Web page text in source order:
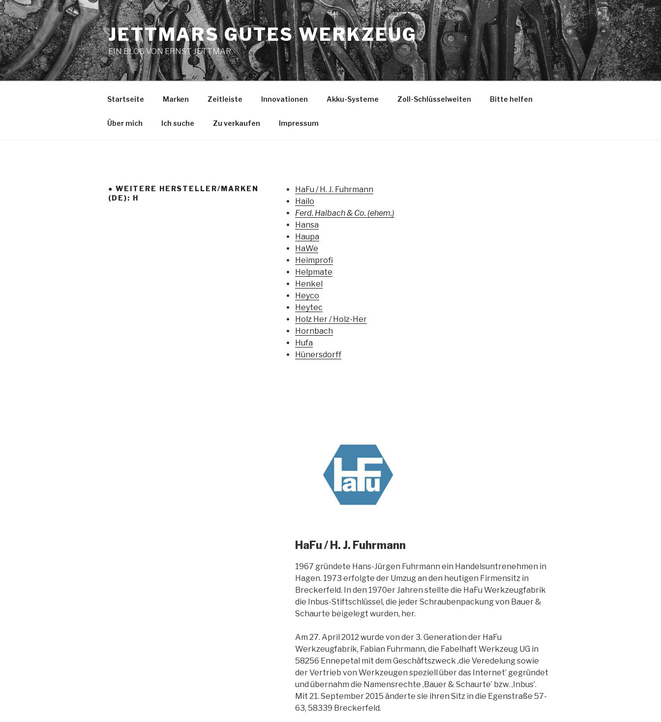
Zum
Inhalt
springen
JETTMARS GUTES WERKZEUG
EIN BLOG VON ERNST JETTMAR
Startseite Marken Zeitleiste Innovationen Akku-Systeme Zoll-Schlüsselweiten Bitte helfen
Über mich Ich suche Zu verkaufen Impressum
● WEITERE HERSTELLER/MARKEN
(DE): H
HaFu / H. J. Fuhrmann
Hailo
Ferd. Halbach & Co. (ehem.)
Hansa
Haupa
HaWe
Heimprofi
Helpmate
Henkel
Heyco
Heytec
Holz Her / Holz-Her
Hornbach
Hufa
Hünersdorff
HaFu / H. J. Fuhrmann
1967 gründete Hans-Jürgen Fuhrmann ein Handelsuntrenehmen in
Hagen. 1973 erfolgte der Umzug an den heutigen Firmensitz in
Breckerfeld. In den 1970er Jahren stellte die HaFu Werkzeugfabrik
die Inbus-Stiftschlüssel, die jeder Schraubenpackung von Bauer &
Schaurte beigelegt wurden, her.
Am 27. April 2012 wurde von der 3. Generation der HaFu
Werkzeugfabrik, Fabian Fuhrmann, die Fabelhaft Werkzeug UG in
58256 Ennepetal mit dem Geschäftszweck ‚die Veredelung sowie
der Vertrieb von Werkzeugen speziell über das Internet’ gegründet
und übernahm die Namensrechte ‚Bauer & Schaurte’ bzw. ‚Inbus’.
Mit 21. September 2015 änderte sie ihren Sitz in die Egenstraße 57-
63, 58339 Breckerfeld.